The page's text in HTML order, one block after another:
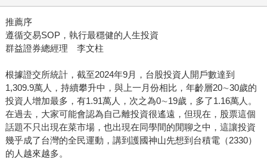
推薦序
遵循交易SOP，執行最穩健的人生投資
群益證券總經理 李文柱
根據證交所統計，截至2024年9月，台股投資人開戶數達到
1,309.9萬人，持續攀升中，與上一月份相比，年齡層20∼30歲的
投資人增加最多，有1.91萬人，次之為0∼19歲，多了1.16萬人。
在過去，大家可能會認為自己離投資很遙遠，但現在，股票這個
話題不只出現在菜市場，也出現在同學間的閒聊之中，這讓投資
幾乎成了台灣的全民運動，講到護國神山先想到台積電（2330）
的人越來越多。